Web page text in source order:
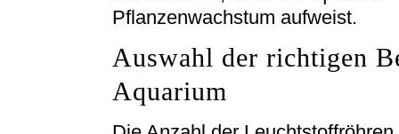
Pflanzenwachstum aufweist.
Auswahl der richtigen
Aquarium